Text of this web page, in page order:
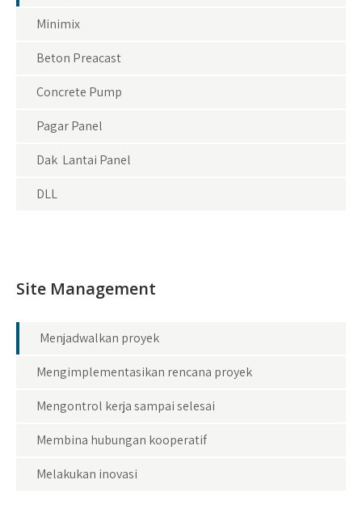
Minimix
Beton Preacast
Concrete Pump
Pagar Panel
Dak Lantai Panel
DLL
Site Management
Menjadwalkan proyek
Mengimplementasikan rencana proyek
Mengontrol kerja sampai selesai
Membina hubungan kooperatif
Melakukan inovasi